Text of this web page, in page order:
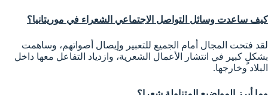
كيف ساعدت وسائل التواصل الاجتماعي الشعراء في موريتانيا؟
لقد فتحت المجال أمام الجميع للتعبير وإيصال أصواتهم، وساهمت
بشكلٍ كبير في انتشار الأعمال الشعرية، وازدياد التفاعل معها داخل
البلاد وخارجها.